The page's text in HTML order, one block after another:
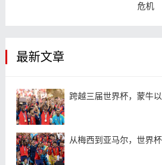
危机
最新文章
跨越三届世界杯，蒙牛
从梅西到亚马尔，世界